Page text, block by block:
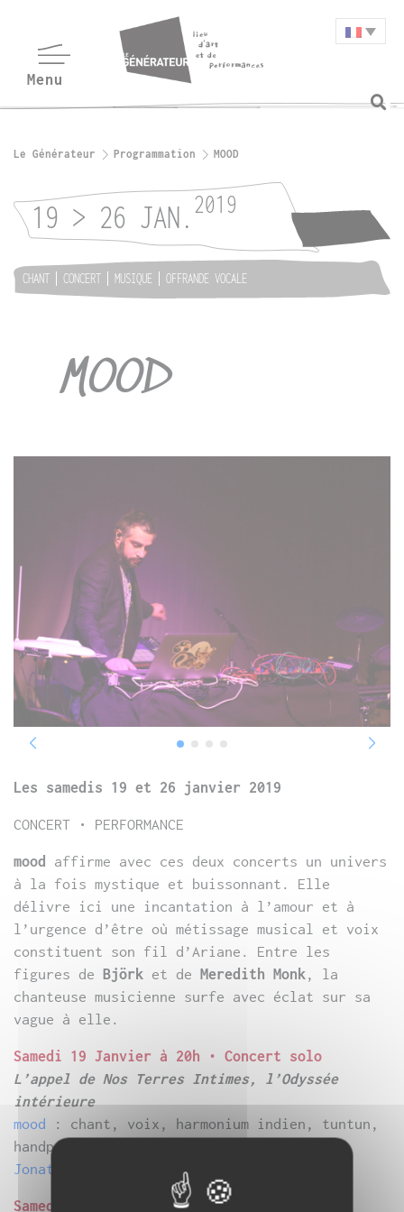
Le Générateur Programmation MOOD
19 > 26 JAN. 2019
CHANT CONCERT MUSIQUE OFFRANDE VOCALE
MOOD
Les samedis 19 et 26 janvier 2019
CONCERT • PERFORMANCE
mood
affirme avec ces deux concerts un univers
à la fois mystique et buissonnant. Elle
délivre ici une incantation à l’amour et à
l’urgence d’être où métissage musical et voix
constituent son fil d’Ariane. Entre les
figures de Björk et de Meredith Monk, la
chanteuse musicienne surfe avec éclat sur sa
vague à elle.
Samedi 19 Janvier à 20h • Concert solo
L’appel de Nos Terres Intimes, l’Odyssée
intérieure
mood : chant, voix, harmonium indien, tuntun,
handpan, electronics
Jonathan Cesaroni
: mapping, sound, light
Samedi 26 janvier à 20h • Concert en trio